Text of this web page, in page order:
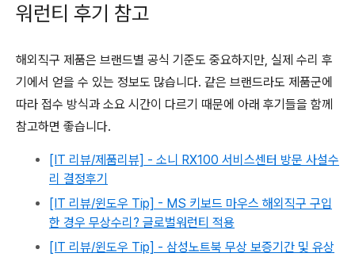
워런티 후기 참고
해외직구 제품은 브랜드별 공식 기준도 중요하지만, 실제 수리 후
기에서 얻을 수 있는 정보도 많습니다. 같은 브랜드라도 제품군에
따라 접수 방식과 소요 시간이 다르기 때문에 아래 후기들을 함께
참고하면 좋습니다.
[IT 리뷰/제품리뷰] - 소니 RX100 서비스센터 방문 사설수
리 결정후기
[IT 리뷰/윈도우 Tip] - MS 키보드 마우스 해외직구 구입
한 경우 무상수리? 글로벌워런티 적용
[IT 리뷰/윈도우 Tip] - 삼성노트북 무상 보증기간 및 유상